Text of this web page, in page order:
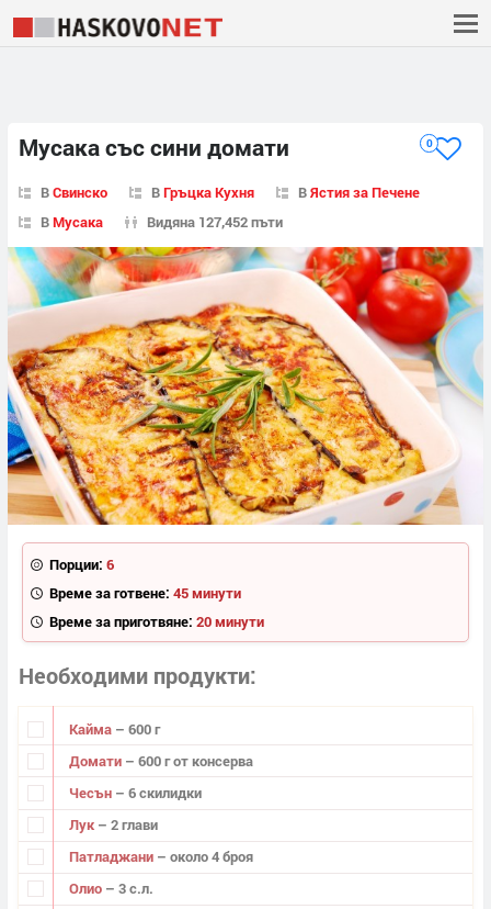
Мусака със сини домати 0
ВСвинско ВГръцка Кухня ВЯстия за Печене
ВМусака Видяна 127,452 пъти
Порции: 6
Време за готвене: 45 минути
Време за приготвяне: 20 минути
Необходими продукти
Кайма – 600 г
Домати – 600 г от консерва
Чесън – 6 скилидки
Лук – 2 глави
Патладжа­ни – около 4 броя
Олио – 3 с.л.